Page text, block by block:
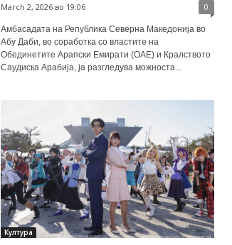
March 2, 2026 во 19:06 0
Амбасадата на Република Северна Македонија во
Абу Даби, во соработка со властите на
Обединетите Арапски Емирати (ОАЕ) и Кралството
Саудиска Арабија, ја разгледува можноста...
Култура